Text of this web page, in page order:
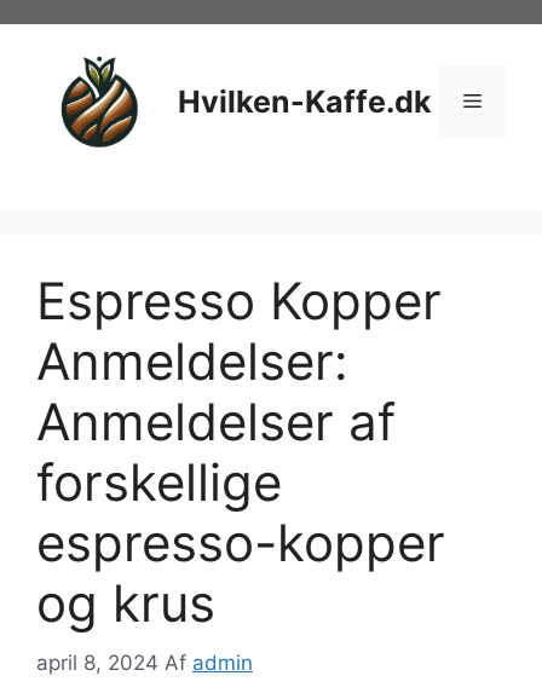
Hvilken-Kaffe.dk Menu
Espresso Kopper
Anmeldelser:
Anmeldelser af
forskellige
espresso-kopper
og krus
april 8, 2024 Af admin